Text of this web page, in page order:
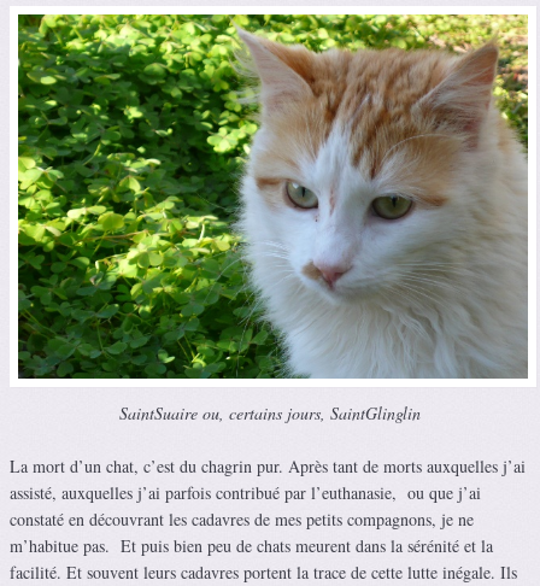
SaintSuaire ou, certains jours, SaintGlinglin
La mort d’un chat, c’est du chagrin pur. Après tant de morts auxquelles j’ai
assisté, auxquelles j’ai parfois contribué par l’euthanasie, ou que j’ai
constaté en découvrant les cadavres de mes petits compagnons, je ne
m’habitue pas. Et puis bien peu de chats meurent dans la sérénité et la
facilité. Et souvent leurs cadavres portent la trace de cette lutte inégale. Ils